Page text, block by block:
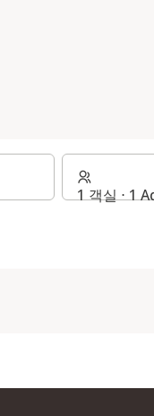
1 객실 ⋅ 1